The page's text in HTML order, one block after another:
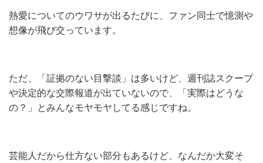
熱愛についてのウワサが出るたびに、ファン同士で憶測や
想像が飛び交っています。
ただ、「証拠のない目撃談」は多いけど、週刊誌スクープ
や決定的な交際報道が出ていないので、「実際はどうな
の？」とみんなモヤモヤしてる感じですね。
芸能人だから仕方ない部分もあるけど、なんだか大変そ